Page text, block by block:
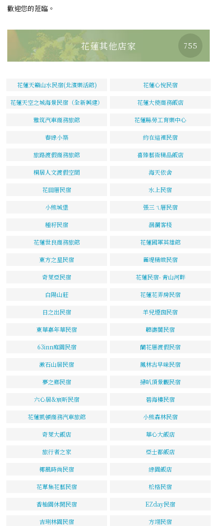
歡迎您的蒞臨。
花蓮其他店家 755
花蓮天籟山水民宿(北濱樂活館) 花蓮心悅民宿
花蓮天空之城海景民宿（全新興建） 花蓮大使商務飯店
雅筑汽車商務旅館 花蓮縣勞工育樂中心
春綠小築 約在這裡民宿
旅路渡假商務旅館 喜臻藝術精品飯店
桐居人文渡假空間 海天依舍
花田厝民宿 水上民宿
小熊城堡 張三ㄟ厝民宿
種籽民宿 洄瀾客棧
花蓮世良商務旅館 花蓮國軍英雄館
東方之星民宿 麗堤精緻民宿
奇萊亞民宿 花蓮民宿- 青山河畔
白陽山莊 花蓮花弄房民宿
日之出民宿 羊兒煙囪民宿
東華嘉年華民宿 聽濤閣民宿
63inn庭園民宿 蘭花厝渡假民宿
漱石山居民宿 鳳林古早味民宿
夢之鄉民宿 掃叭頂景觀民宿
六心居&宸昕民宿 碧海樓民宿
花蓮凱頓商務汽車旅館 小熊森林民宿
奇萊大飯店 華心大飯店
旅行者之家 亞士都飯店
椰風時尚民宿 綠園飯店
花草集花藝民宿 松格民宿
香柚園休閒民宿 EZday民宿
吉琍林園民宿 方翊民宿